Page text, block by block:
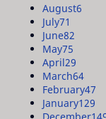
August6
July71
June82
May75
April29
March64
February47
January129